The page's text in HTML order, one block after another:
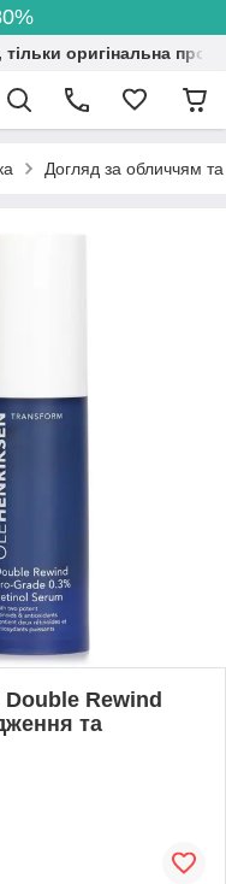
оригінальна
Догляд за обличчям
Double Rewind
та